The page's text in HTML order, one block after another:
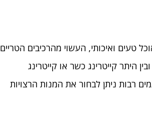
טעים ואיכותי, העשוי מהרכיבים הטריים
היתר קייטרינג כשר או קייטרינג
רבות ניתן לבחור את המנות הרצויות